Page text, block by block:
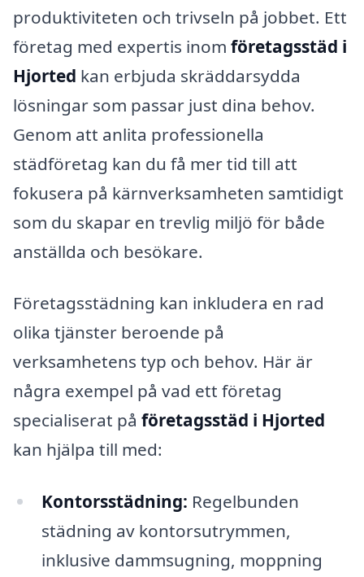
produktiviteten och trivseln på jobbet. Ett
företag med expertis inom företagsstäd i
Hjorted kan erbjuda skräddarsydda
lösningar som passar just dina behov.
Genom att anlita professionella
städföretag kan du få mer tid till att
fokusera på kärnverksamheten samtidigt
som du skapar en trevlig miljö för både
anställda och besökare.
Företagsstädning kan inkludera en rad
olika tjänster beroende på
verksamhetens typ och behov. Här är
några exempel på vad ett företag
specialiserat på företagsstäd i Hjorted
kan hjälpa till med:
Kontorsstädning: Regelbunden
städning av kontorsutrymmen,
inklusive dammsugning, moppning